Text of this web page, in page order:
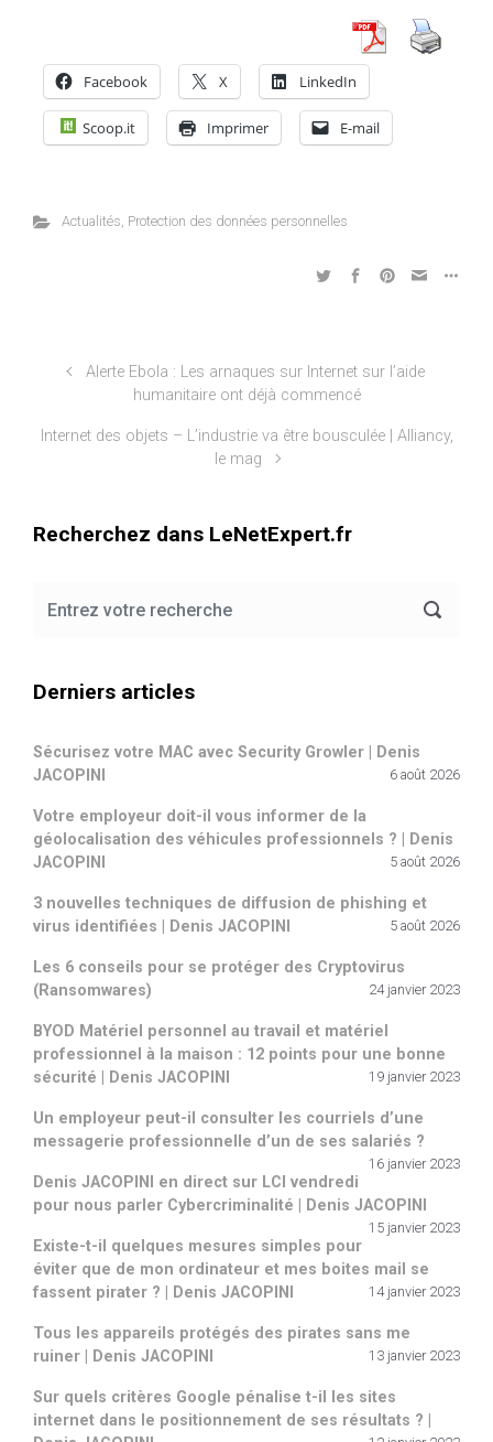
Facebook X LinkedIn
Scoop.it Imprimer E-mail
Actualités, Protection des données personnelles
Alerte Ebola : Les arnaques sur Internet sur l’aide
humanitaire ont déjà commencé
Internet des objets – L’industrie va être bousculée | Alliancy,
le mag
Recherchez dans LeNetExpert.fr
Derniers articles
Sécurisez votre MAC avec Security Growler | Denis
JACOPINI
6 août 2026
Votre employeur doit-il vous informer de la
géolocalisation des véhicules professionnels ? | Denis
JACOPINI
5 août 2026
3 nouvelles techniques de diffusion de phishing et
virus identifiées | Denis JACOPINI
5 août 2026
Les 6 conseils pour se protéger des Cryptovirus
(Ransomwares)
24 janvier 2023
BYOD Matériel personnel au travail et matériel
professionnel à la maison : 12 points pour une bonne
sécurité | Denis JACOPINI
19 janvier 2023
Un employeur peut-il consulter les courriels d’une
messagerie professionnelle d’un de ses salariés ?
16 janvier 2023
Denis JACOPINI en direct sur LCI vendredi
pour nous parler Cybercriminalité | Denis JACOPINI
15 janvier 2023
Existe-t-il quelques mesures simples pour
éviter que de mon ordinateur et mes boites mail se
fassent pirater ? | Denis JACOPINI
14 janvier 2023
Tous les appareils protégés des pirates sans me
ruiner | Denis JACOPINI
13 janvier 2023
Sur quels critères Google pénalise t-il les sites
internet dans le positionnement de ses résultats ? |